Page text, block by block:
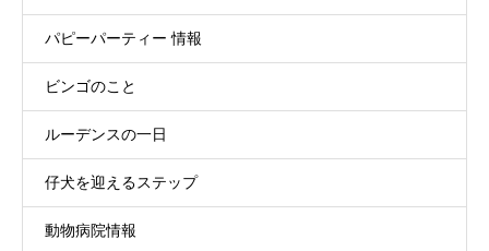
パピーパーティー 情報
ビンゴのこと
ルーデンスの一日
仔犬を迎えるステップ
動物病院情報